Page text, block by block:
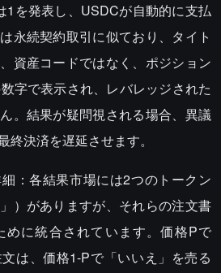
1を発表し、USDCが自動的に支払
永続契約取引に似ており、タイト
資産コードではなく、ポジション
字で表示され、レバレッジされた
。結果が疑問視される場合、異議
終決済を遅延させます。
：各結果市場には2つのトークン
）がありますが、それらの注文書
めに統合されています。価格Pで
は、価格1-Pで「いいえ」を売る